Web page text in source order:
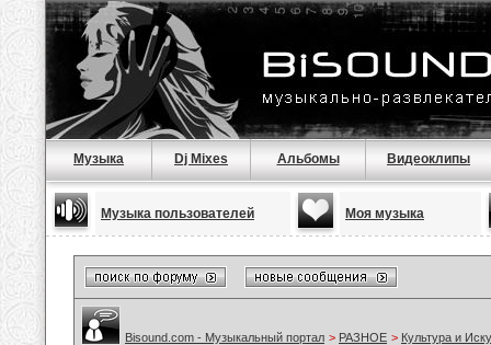
Музыка Dj Mixes Альбомы Видеоклипы
Музыка пользователей Моя музыка
Bisound.com - Музыкальный портал > РАЗНОЕ > Культура и